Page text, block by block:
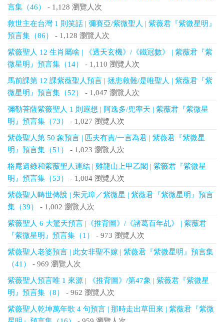
言集（46）
- 1,128 瀏覽人次
救世主在台灣 1 則笑話 | 彌賽亞/紫微聖人 | 紫薇君『紫微星明』
預言集（86）
- 1,128 瀏覽人次
紫薇聖人 12 生肖屬啥 | 《透天玄機》/《鐵冠數》 | 紫薇君『紫
微星明』預言集（14）
- 1,110 瀏覽人次
馬前課第 12 課紫薇聖人預言 | 拯患救難/是唯聖人 | 紫薇君『紫
微星明』預言集（52）
- 1,047 瀏覽人次
彌勒菩薩紫薇聖人 1 則遐想 | 阿逸多/兜率天 | 紫薇君『紫微星
明』預言集（73）
- 1,027 瀏覽人次
紫薇聖人第 50 象預言 | 匹夫有責/一言為君 | 紫薇君『紫微星
明』預言集（51）
- 1,023 瀏覽人次
格庵遺錄和紫薇聖人連結 | 雞龍山上甲乙閣 | 紫薇君『紫微星
明』預言集（53）
- 1,004 瀏覽人次
紫薇聖人轉世傳說 | 朱元璋／紫微星 | 紫薇君『紫微星明』預言
集（39）
- 1,002 瀏覽人次
紫薇聖人 6 大驚天預言 |《推背圖》/《諸葛百年乩》 | 紫薇君
『紫微星明』預言集（1）
- 973 瀏覽人次
紫薇聖人老婆預言 | 此女非聖不嫁 | 紫薇君『紫微星明』預言集
（41）
- 969 瀏覽人次
紫薇聖人預言唯 1 來源 | 《推背圖》/第47象 | 紫薇君『紫微星
明』預言集（8）
- 962 瀏覽人次
紫薇聖人乾坤萬年歌 4 句預言 | 那時走出草田來 | 紫薇君『紫微